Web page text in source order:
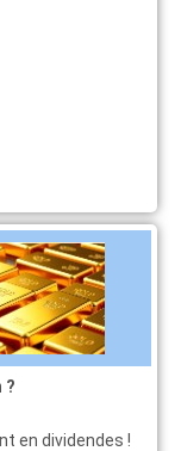
?
en dividendes !